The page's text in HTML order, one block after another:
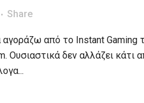
Share
από το Instant Gaming
Ουσιαστικά δεν αλλάζει κάτι